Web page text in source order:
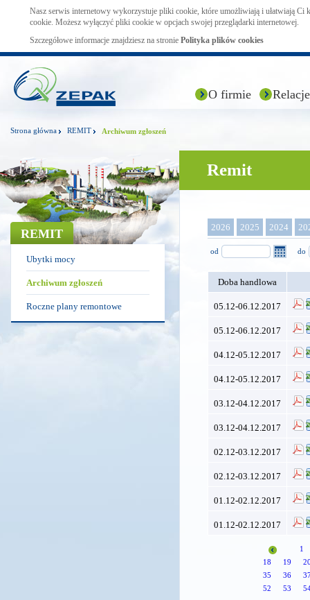
Nasz serwis internetowy wykorzystuje pliki cookie, które umożliwiają i ułatwiają Ci
cookie. Możesz wyłączyć pliki cookie w opcjach swojej przeglądarki internetowej.
Szczegółowe informacje znajdziesz na stronie Polityka plików cookies
O firmie
Strona główna REMIT Archiwum zgłoszeń
REMIT
Ubytki mocy
Archiwum zgłoszeń
Roczne plany remontowe
Remit
2026 2025 2024
od do
Doba handlowa
05.12-06.12.2017
05.12-06.12.2017
04.12-05.12.2017
04.12-05.12.2017
03.12-04.12.2017
03.12-04.12.2017
02.12-03.12.2017
02.12-03.12.2017
01.12-02.12.2017
01.12-02.12.2017
1
18
19
35
36
52
53